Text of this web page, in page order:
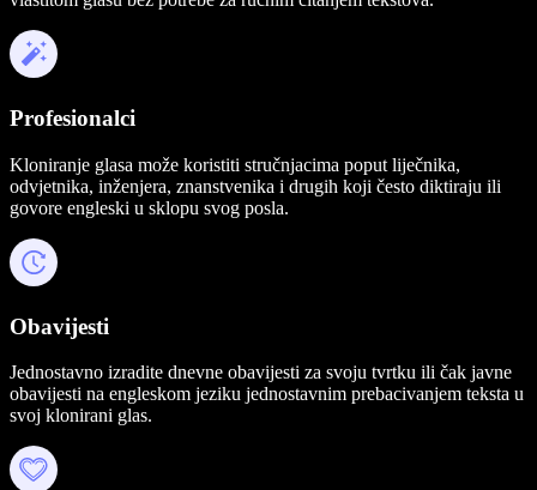
Profesionalci
Kloniranje glasa može koristiti stručnjacima poput liječnika,
odvjetnika, inženjera, znanstvenika i drugih koji često diktiraju ili
govore engleski u sklopu svog posla.
Obavijesti
Jednostavno izradite dnevne obavijesti za svoju tvrtku ili čak javne
obavijesti na engleskom jeziku jednostavnim prebacivanjem teksta u
svoj klonirani glas.